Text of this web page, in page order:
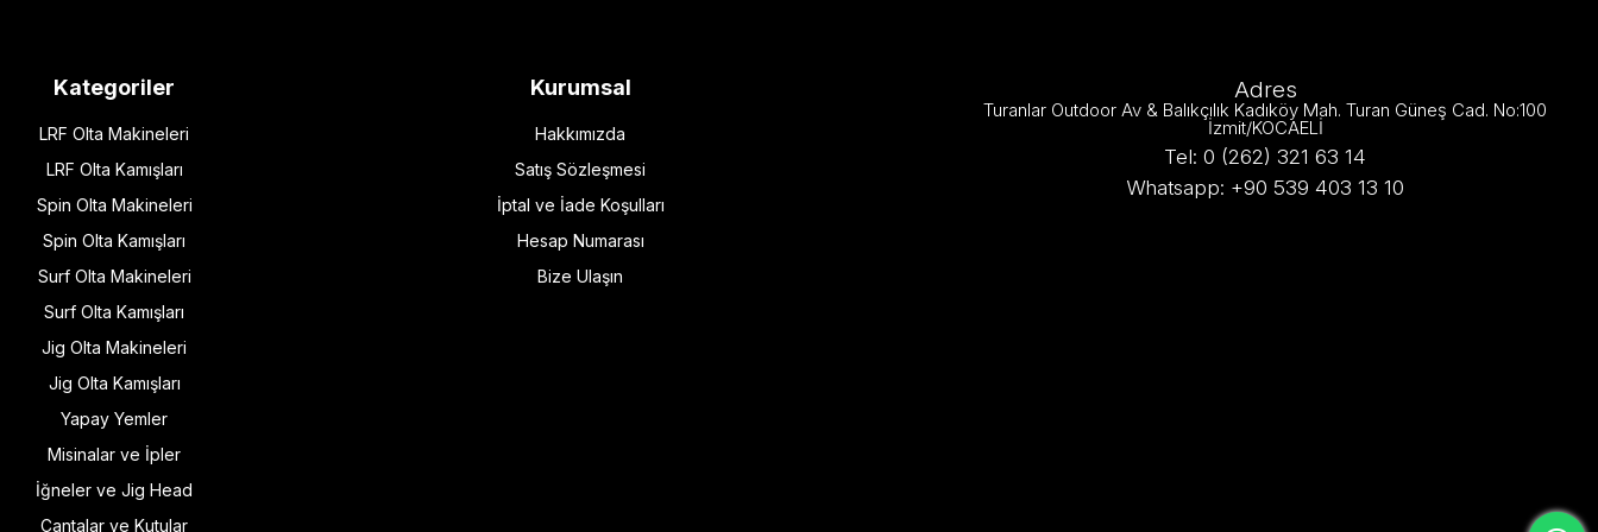
Kategoriler
LRF Olta Makineleri
LRF Olta Kamışları
Spin Olta Makineleri
Spin Olta Kamışları
Surf Olta Makineleri
Surf Olta Kamışları
Jig Olta Makineleri
Jig Olta Kamışları
Yapay Yemler
Misinalar ve İpler
İğneler ve Jig Head
Çantalar ve Kutular
Kurumsal
Hakkımızda
Satış Sözleşmesi
İptal ve İade Koşulları
Hesap Numarası
Bize Ulaşın
Adres
Turanlar Outdoor Av & Balıkçılık Kadıköy Mah. Turan Güneş Cad. No:100
İzmit/KOCAELİ
Tel: 0 (262) 321 63 14
Whatsapp: +90 539 403 13 10